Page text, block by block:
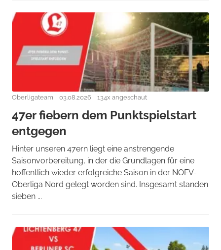
Oberligateam 03.08.2026 134x angeschaut
47er fiebern dem Punktspielstart
entgegen
Hinter unseren 47ern liegt eine anstrengende
Saisonvorbereitung, in der die Grundlagen für eine
hoffentlich wieder erfolgreiche Saison in der NOFV-
Oberliga Nord gelegt worden sind. Insgesamt standen
sieben ...